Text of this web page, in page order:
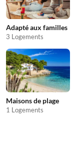
Adapté aux familles
3 Logements
Maisons de plage
1 Logements